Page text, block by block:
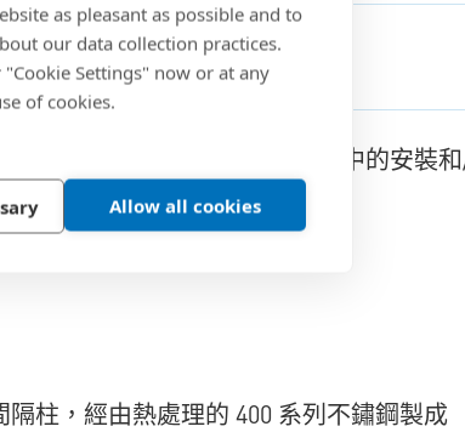
as pleasant as possible and to
our data collection practices.
Settings" now or at any
of cookies.
Allow all cookies
隔柱專為空間極度有限的應用中的安裝
柱，經由熱處理的 400 系列不鏽鋼製成